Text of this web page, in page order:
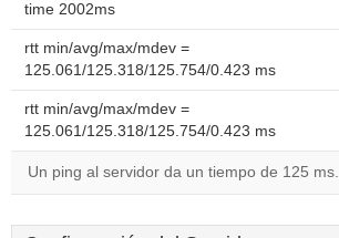
time 2002ms
rtt min/avg/max/mdev =
125.061/125.318/125.754/0.423 ms
rtt min/avg/max/mdev =
125.061/125.318/125.754/0.423 ms
Un ping al servidor da un tiempo de 125 ms.